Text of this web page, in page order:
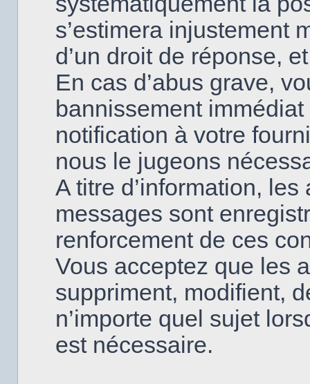
s’estimera injustement
d’un droit de réponse,
En cas d’abus grave,
bannissement
notification à votre
nous le jugeons
A titre d’information,
messages sont
renforcement de ces
Vous acceptez que les
suppriment, modifient,
n’importe quel sujet
est nécessaire.